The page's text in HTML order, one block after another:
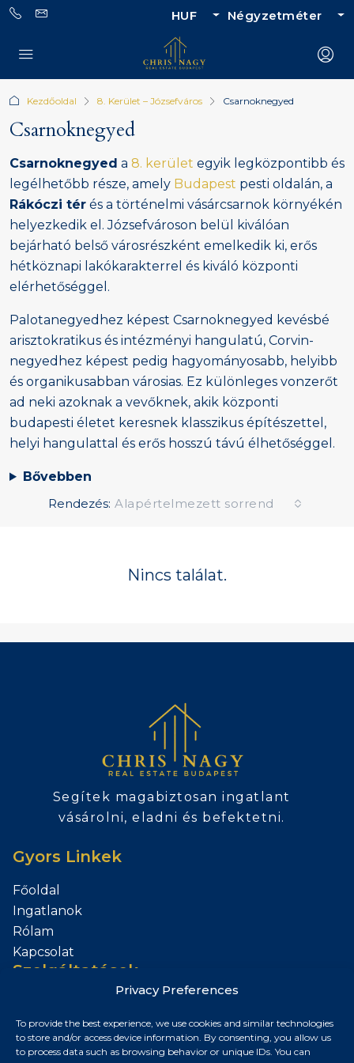
Privacy Preferences
To provide the best experience, we use cookies and similar technologies
to store and/or access device information. By consenting, you allow us
to process data such as browsing behavior or unique IDs. You can
HUF Négyzetméter
Kezdőoldal 8. Kerület – Józsefváros Csarnoknegyed
Csarnoknegyed
Csarnoknegyed a 8. kerület egyik legközpontibb és
legélhetőbb része, amely Budapest pesti oldalán, a
Rákóczi tér és a történelmi vásárcsarnok környékén
helyezkedik el. Józsefvároson belül kiválóan
bejárható belső városrészként emelkedik ki, erős
hétköznapi lakókarakterrel és kiváló központi
elérhetőséggel.
Palotanegyedhez képest Csarnoknegyed kevésbé
arisztokratikus és intézményi hangulatú, Corvin-
negyedhez képest pedig hagyományosabb, helyibb
és organikusabban városias. Ez különleges vonzerőt
ad neki azoknak a vevőknek, akik központi
budapesti életet keresnek klasszikus építészettel,
helyi hangulattal és erős hosszú távú élhetőséggel.
Bővebben
Rendezés: Alapértelmezett sorrend
Nincs találat.
Segítek magabiztosan ingatlant
vásárolni, eladni és befektetni.
Gyors Linkek
Főoldal
Ingatlanok
Rólam
Kapcsolat
Szolgáltatások
Kapcsolat